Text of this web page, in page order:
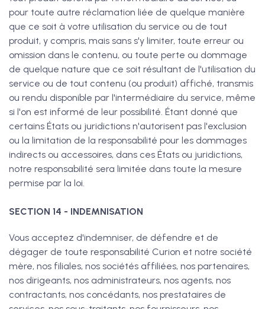
pour toute autre réclamation liée de quelque manière
que ce soit à votre utilisation du service ou de tout
produit, y compris, mais sans s'y limiter, toute erreur ou
omission dans le contenu, ou toute perte ou dommage
de quelque nature que ce soit résultant de l'utilisation du
service ou de tout contenu (ou produit) affiché, transmis
ou rendu disponible par l'intermédiaire du service, même
si l'on est informé de leur possibilité. Étant donné que
certains États ou juridictions n'autorisent pas l'exclusion
ou la limitation de la responsabilité pour les dommages
indirects ou accessoires, dans ces États ou juridictions,
notre responsabilité sera limitée dans toute la mesure
permise par la loi.
SECTION 14 - INDEMNISATION
Vous acceptez d'indemniser, de défendre et de
dégager de toute responsabilité Curion et notre société
mère, nos filiales, nos sociétés affiliées, nos partenaires,
nos dirigeants, nos administrateurs, nos agents, nos
contractants, nos concédants, nos prestataires de